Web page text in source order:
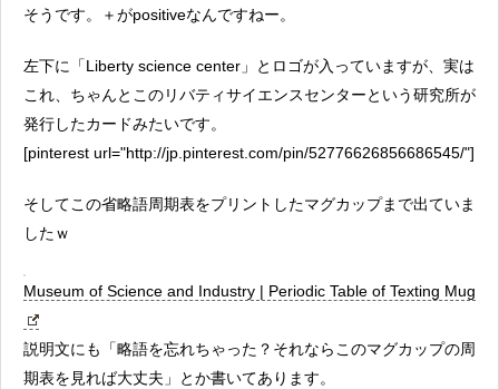
そうです。＋がpositiveなんですねー。
左下に「Liberty science center」とロゴが入っていますが、実は
これ、ちゃんとこのリバティサイエンスセンターという研究所が
発行したカードみたいです。
[pinterest url="http://jp.pinterest.com/pin/52776626856686545/"]
そしてこの省略語周期表をプリントしたマグカップまで出ていま
したｗ
Museum of Science and Industry | Periodic Table of Texting Mug
説明文にも「略語を忘れちゃった？それならこのマグカップの周
期表を見れば大丈夫」とか書いてあります。